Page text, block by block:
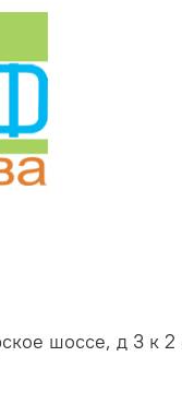
шоссе, д 3 к 2